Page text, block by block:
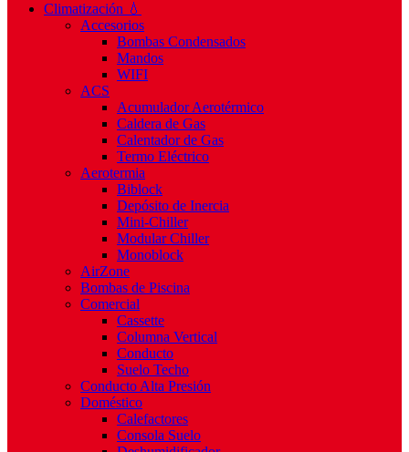
Climatización 💧
Accesorios
Bombas Condensados
Mandos
WIFI
ACS
Acumulador Aerotérmico
Caldera de Gas
Calentador de Gas
Termo Eléctrico
Aerotermia
Biblock
Depósito de Inercia
Mini-Chiller
Modular Chiller
Monoblock
AirZone
Bombas de Piscina
Comercial
Cassette
Columna Vertical
Conducto
Suelo Techo
Conducto Alta Presión
Doméstico
Calefactores
Consola Suelo